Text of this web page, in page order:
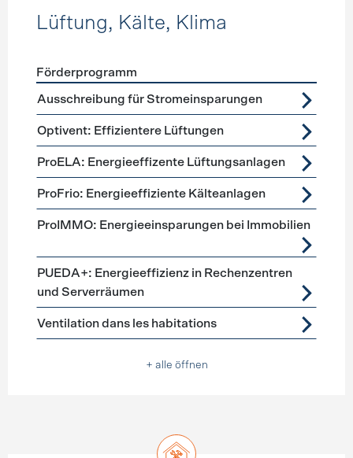
Lüftung, Kälte, Klima
Förderprogramme Lüftung, Kälte, Klima
Förderprogramm
Ausschreibung für Stromeinsparungen
Optivent: Effizientere Lüftungen
ProELA: Energieeffizente Lüftungsanlagen
ProFrio: Energieeffiziente Kälteanlagen
ProIMMO: Energieeinsparungen bei Immobilien
PUEDA+: Energieeffizienz in Rechenzentren
und Serverräumen
Ventilation dans les habitations
+ alle öffnen